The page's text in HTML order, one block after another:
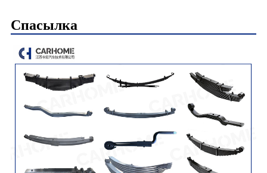
Спасылка